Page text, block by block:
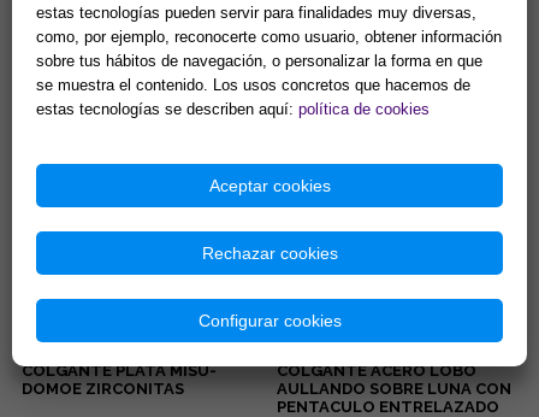
OJOS TURCOS COLOR LILA
CON PESTAÑAS BRILLANTES
5,00 €
MANIPURA PLEXO SOLAR.
(PARA DONUT)
Manipura, chakra del ombligo,
chakra del plexo solar: Se
encuentra en la parte superior
del abdomen en la zona...
8,42 €
COLGANTE PLATA MISU-
DOMOE ZIRCONITAS
COLGANTE ACERO LOBO
AULLANDO SOBRE LUNA CON
PENTACULO ENTRELAZADO
estas tecnologías pueden servir para finalidades muy diversas,
como, por ejemplo, reconocerte como usuario, obtener información
sobre tus hábitos de navegación, o personalizar la forma en que
se muestra el contenido. Los usos concretos que hacemos de
estas tecnologías se describen aquí: política de cookies
Aceptar cookies
Rechazar cookies
Configurar cookies